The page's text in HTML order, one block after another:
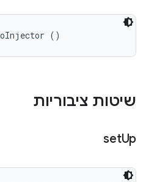
()
שיטות ציבוריות
setUp